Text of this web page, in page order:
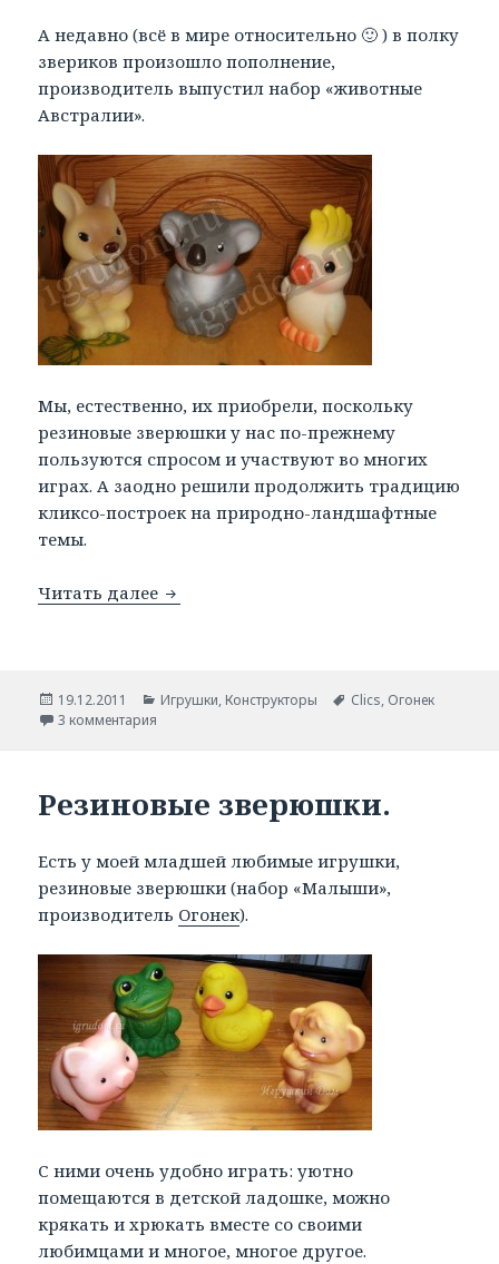
А недавно (всё в мире относительно 🙂 ) в полку
звериков произошло пополнение,
производитель выпустил набор «животные
Австралии».
Мы, естественно, их приобрели, поскольку
резиновые зверюшки у нас по-прежнему
пользуются спросом и участвуют во многих
играх. А заодно решили продолжить традицию
кликсо-построек на природно-ландшафтные
темы.
Читать далее Кликсо-пейзажи для резиновых
Опубликовано
19.12.2011 Рубрики
Игрушки, Конструкторы Метки
Clics, Огонек
3 комментария
Резиновые зверюшки.
Есть у моей младшей любимые игрушки,
резиновые зверюшки (набор «Малыши»,
производитель Огонек).
С ними очень удобно играть: уютно
помещаются в детской ладошке, можно
крякать и хрюкать вместе со своими
любимцами и многое, многое другое.